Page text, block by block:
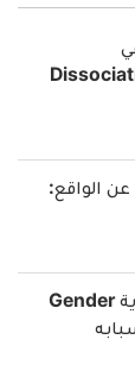
عن الواقع:
اضطراب الهوية الجندرية Gender